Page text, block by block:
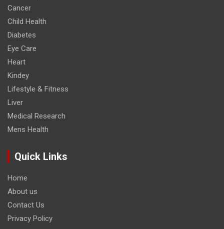
Cancer
Child Health
Diabetes
Eye Care
Heart
Kindey
Lifestyle & Fitness
Liver
Medical Research
Mens Health
Quick Links
Home
About us
Contact Us
Privacy Policy